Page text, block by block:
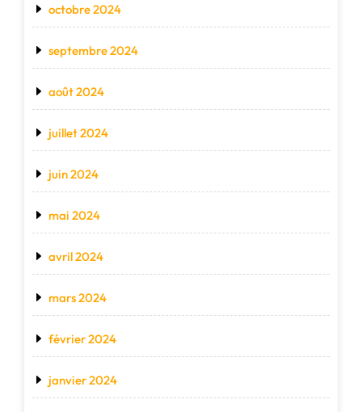
octobre 2024
septembre 2024
août 2024
juillet 2024
juin 2024
mai 2024
avril 2024
mars 2024
février 2024
janvier 2024